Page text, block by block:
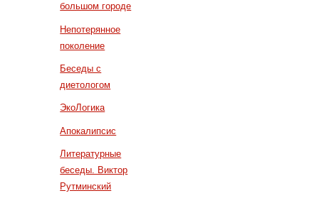
большом городе
Непотерянное
поколение
Беседы с
диетологом
ЭкоЛогика
Апокалипсис
Литературные
беседы. Виктор
Рутминский